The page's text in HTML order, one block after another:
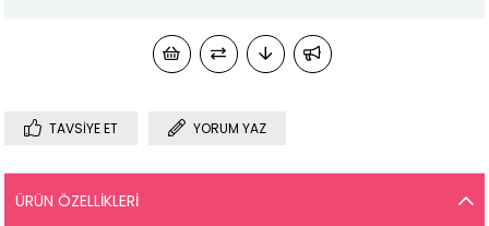
TAVSIYE ET YORUM YAZ
ÜRÜN ÖZELLIKLERI